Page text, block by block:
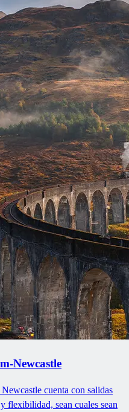
Newcastle
cuenta con salidas
flexibilidad, sean cuales sean